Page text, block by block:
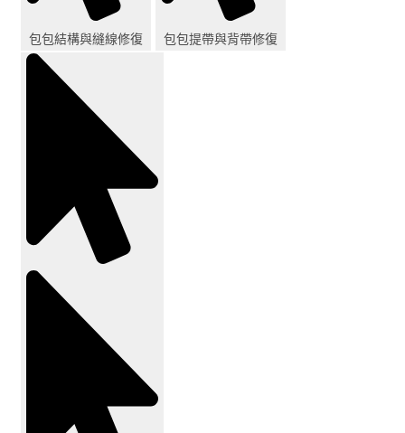
包包結構與縫線修復 包包提帶與背帶修復